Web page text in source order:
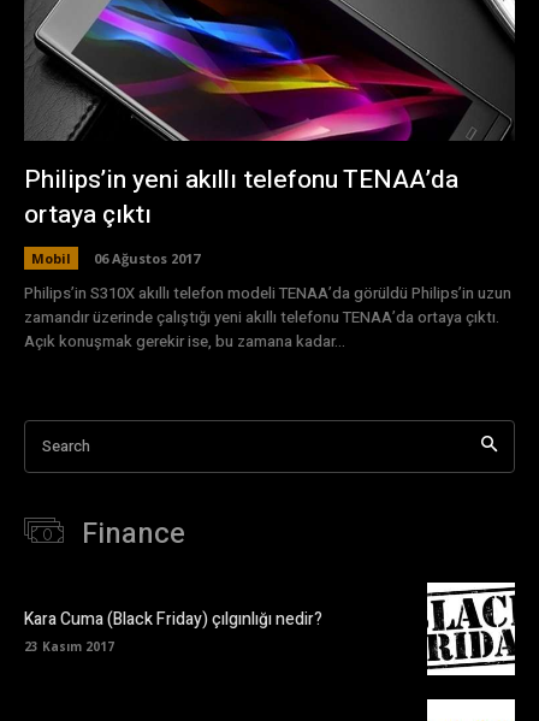
Philips’in yeni akıllı telefonu TENAA’da
ortaya çıktı
Mobil 06 Ağustos 2017
Philips’in S310X akıllı telefon modeli TENAA’da görüldü Philips’in uzun
zamandır üzerinde çalıştığı yeni akıllı telefonu TENAA’da ortaya çıktı.
Açık konuşmak gerekir ise, bu zamana kadar...
Search
Finance
Kara Cuma (Black Friday) çılgınlığı nedir?
23 Kasım 2017